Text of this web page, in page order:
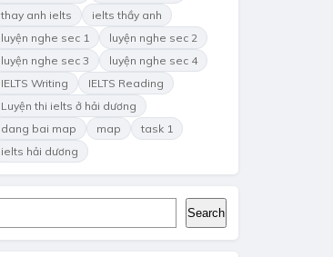
thay anh ielts
ielts thầy anh
luyện nghe sec 1
luyện nghe sec 2
luyện nghe sec 3
luyện nghe sec 4
IELTS Writing
IELTS Reading
Luyện thi ielts ở hải dương
dang bai map
map
task 1
ielts hải dương
Search